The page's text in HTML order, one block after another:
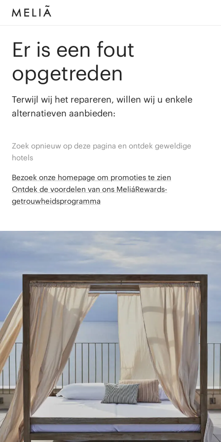
Er is een fout
opgetreden
Terwijl wij het repareren, willen wij u enkele
alternatieven aanbieden:
Zoek opnieuw op deze pagina en ontdek geweldige
hotels
Bezoek onze homepage om promoties te zien
Ontdek de voordelen van ons MeliáRewards-
getrouwheidsprogramma